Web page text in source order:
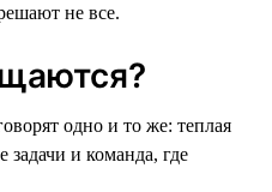
не все.
одно и то же: теплая
и команда, где